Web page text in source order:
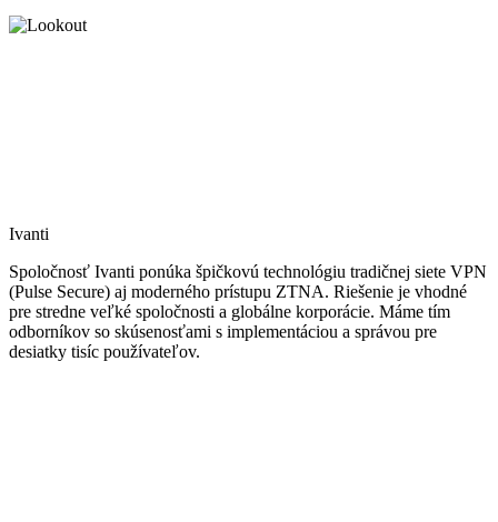
Ivanti
Spoločnosť Ivanti ponúka špičkovú technológiu tradičnej siete VPN
(Pulse Secure) aj moderného prístupu ZTNA. Riešenie je vhodné
pre stredne veľké spoločnosti a globálne korporácie. Máme tím
odborníkov so skúsenosťami s implementáciou a správou pre
desiatky tisíc používateľov.